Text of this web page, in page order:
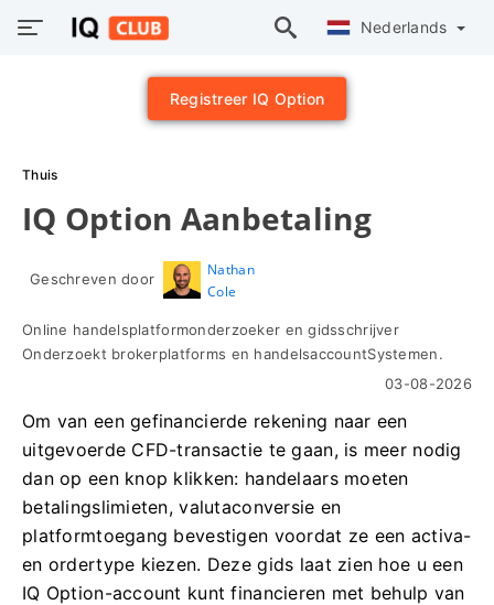
Nederlands
Registreer IQ Option
Thuis
IQ Option Aanbetaling
Geschreven door
Nathan
Cole
Online handelsplatformonderzoeker en gidsschrijver
Onderzoekt brokerplatforms en handelsaccountSystemen.
03-08-2026
Om van een gefinancierde rekening naar een
uitgevoerde CFD-transactie te gaan, is meer nodig
dan op een knop klikken: handelaars moeten
betalingslimieten, valutaconversie en
platformtoegang bevestigen voordat ze een activa-
en ordertype kiezen. Deze gids laat zien hoe u een
IQ Option-account kunt financieren met behulp van